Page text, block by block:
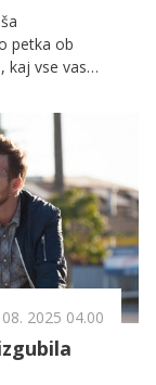
petka ob
kaj vse vas
2025 04.00